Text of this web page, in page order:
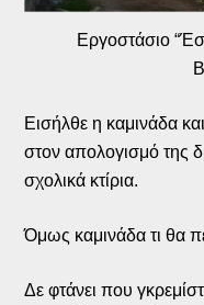
Εργοστάσιο
Εισήλθε η καμινάδα
στον απολογισμό της
σχολικά κτίρια.
Όμως καμινάδα τι θα
Δε φτάνει που